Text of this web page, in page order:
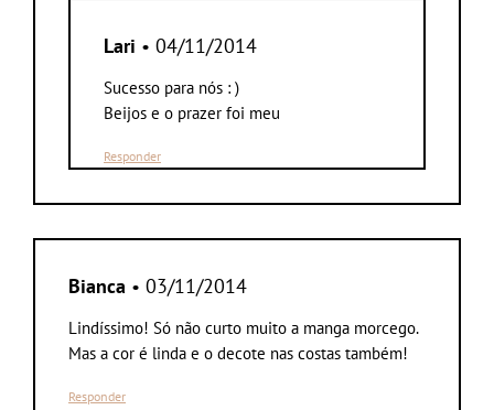
Lari • 04/11/2014
Sucesso para nós : )
Beijos e o prazer foi meu
Responder
Bianca • 03/11/2014
Lindíssimo! Só não curto muito a manga morcego.
Mas a cor é linda e o decote nas costas também!
Responder